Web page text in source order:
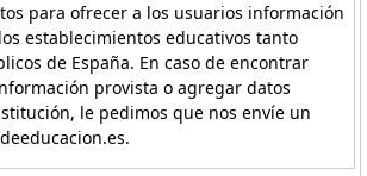
para ofrecer a los usuarios información
establecimientos educativos tanto
de España. En caso de encontrar
provista o agregar datos
le pedimos que nos envíe un